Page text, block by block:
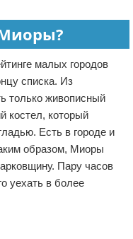
малых городов
списка. Из
только живописный
костел, который
Есть в городе и
образом, Миоры
Пару часов
уехать в более